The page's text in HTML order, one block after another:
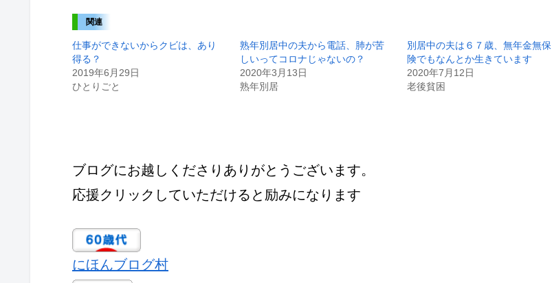
関連
仕事ができないからクビは、あり
得る？
2019年6月29日
ひとりごと
熟年別居中の夫から電話、肺が苦
しいってコロナじゃないの？
2020年3月13日
熟年別居
別居中の夫は６７歳、無年金無保
険でもなんとか生きています
2020年7月12日
老後貧困
ブログにお越しくださりありがとうございます。
応援クリックしていただけると励みになります
にほんブログ村